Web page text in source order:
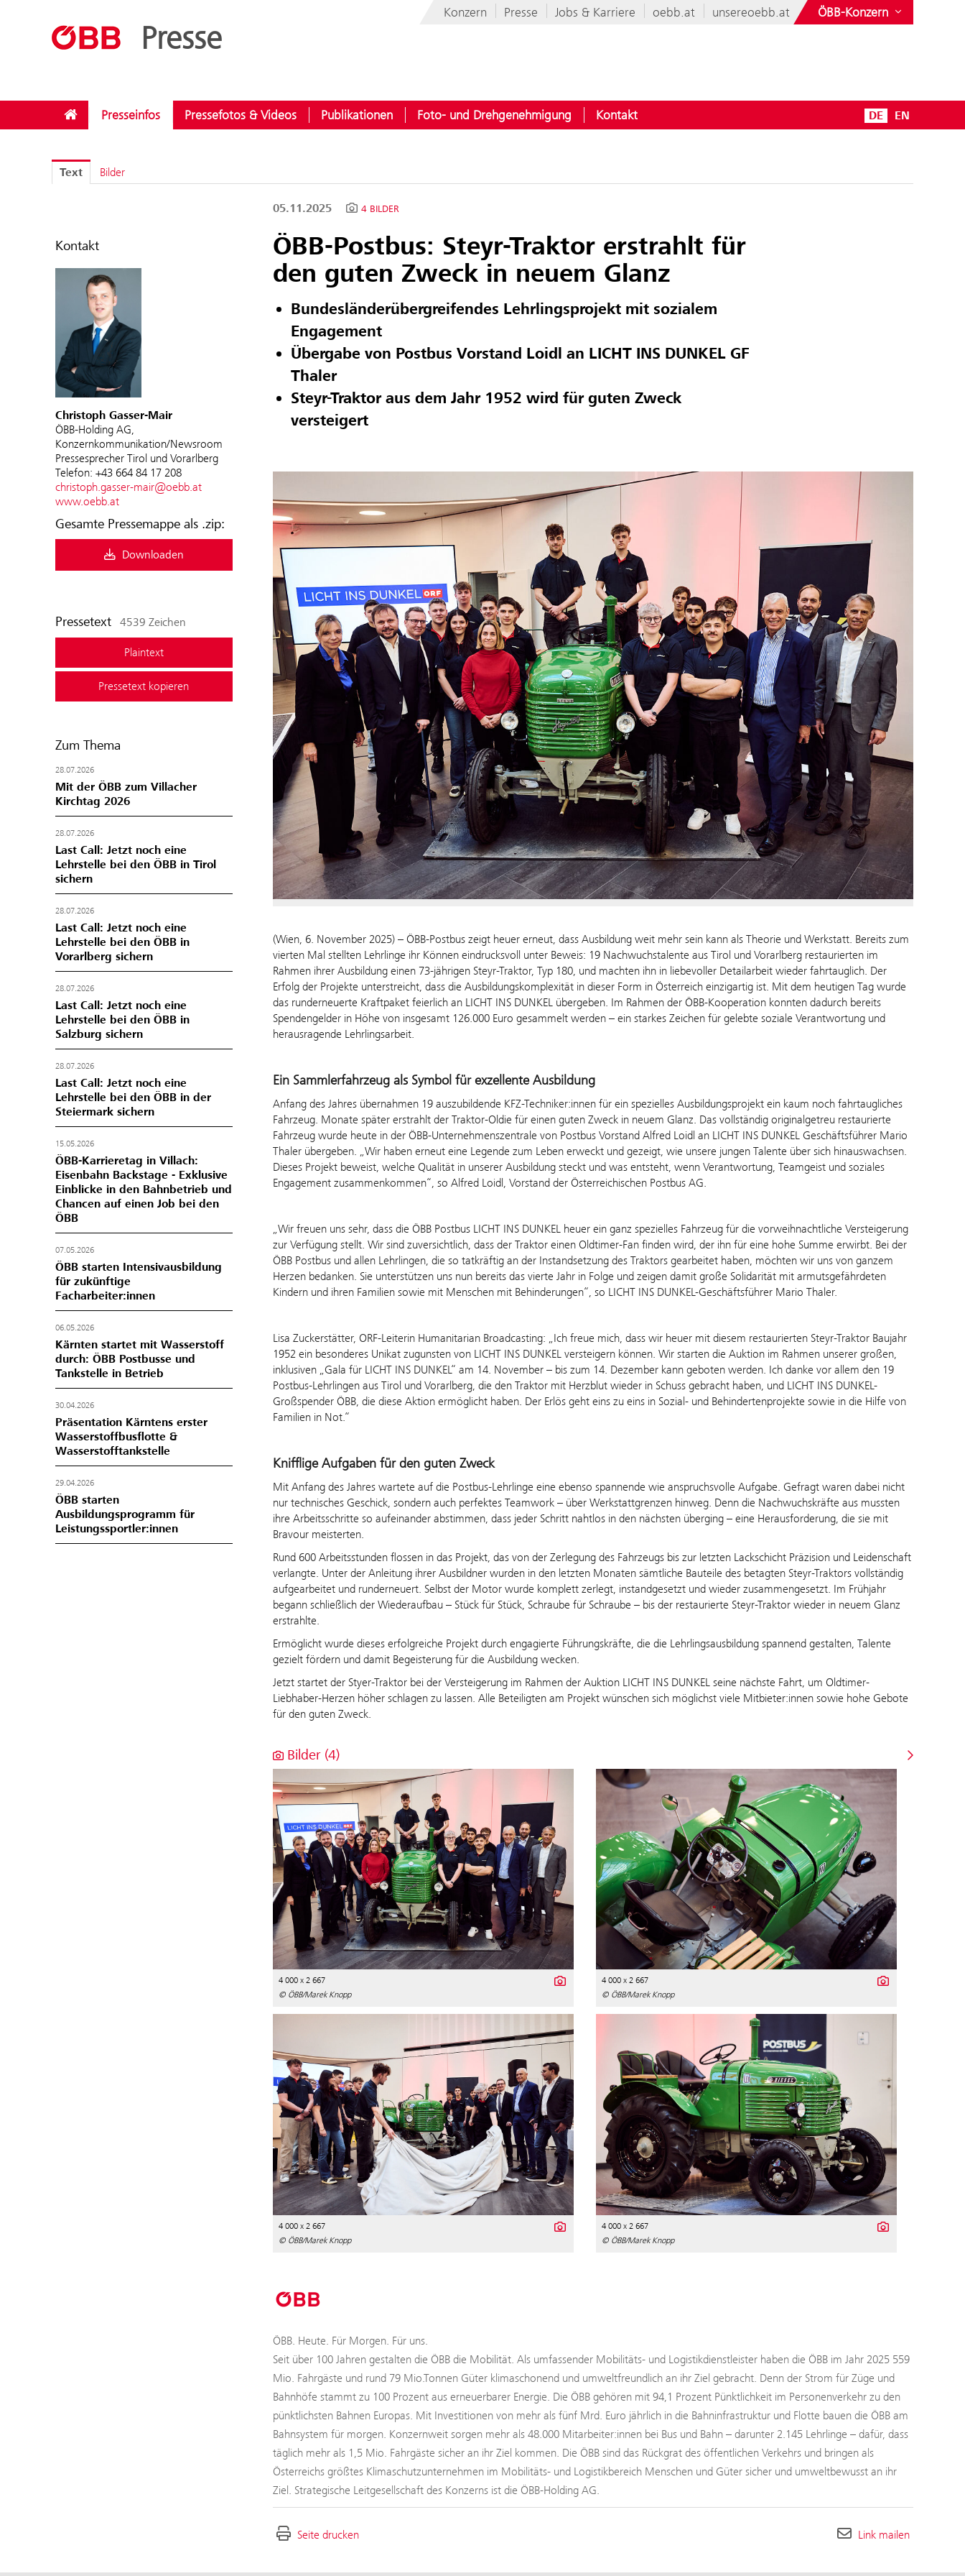
Presse
Konzern Presse Jobs & Karriere oebb.at unsereoebb.at ÖBB-Konzern
Presseinfos Pressefotos & Videos Publikationen Foto- und Drehgenehmigung Kontakt DE EN
Text Bilder
Kontakt
Christoph Gasser-Mair
ÖBB-Holding AG,
Konzernkommunikation/Newsroom
Pressesprecher Tirol und Vorarlberg
Telefon: +43 664 84 17 208
christoph.gasser-mair@oebb.at
www.oebb.at
Gesamte Pressemappe als .zip:
Downloaden
Pressetext 4539 Zeichen
Plaintext
Pressetext kopieren
Zum Thema
28.07.2026
Mit der ÖBB zum Villacher
Kirchtag 2026
28.07.2026
Last Call: Jetzt noch eine
Lehrstelle bei den ÖBB in Tirol
sichern
28.07.2026
Last Call: Jetzt noch eine
Lehrstelle bei den ÖBB in
Vorarlberg sichern
28.07.2026
Last Call: Jetzt noch eine
Lehrstelle bei den ÖBB in
Salzburg sichern
28.07.2026
Last Call: Jetzt noch eine
Lehrstelle bei den ÖBB in der
Steiermark sichern
15.05.2026
ÖBB-Karrieretag in Villach:
Eisenbahn Backstage - Exklusive
Einblicke in den Bahnbetrieb und
Chancen auf einen Job bei den
ÖBB
07.05.2026
ÖBB starten Intensivausbildung
für zukünftige
Facharbeiter:innen
06.05.2026
Kärnten startet mit Wasserstoff
durch: ÖBB Postbusse und
Tankstelle in Betrieb
30.04.2026
Präsentation Kärntens erster
Wasserstoffbusflotte &
Wasserstofftankstelle
29.04.2026
ÖBB starten
Ausbildungsprogramm für
Leistungssportler:innen
05.11.2025 4 BILDER
ÖBB-Postbus: Steyr-Traktor erstrahlt für
den guten Zweck in neuem Glanz
Bundesländerübergreifendes Lehrlingsprojekt mit sozialem
Engagement
Übergabe von Postbus Vorstand Loidl an LICHT INS DUNKEL GF
Thaler
Steyr-Traktor aus dem Jahr 1952 wird für guten Zweck
versteigert
(Wien, 6. November 2025) – ÖBB-Postbus zeigt heuer erneut, dass Ausbildung weit mehr sein kann als Theorie und Werkstatt. Bereits zum
vierten Mal stellten Lehrlinge ihr Können eindrucksvoll unter Beweis: 19 Nachwuchstalente aus Tirol und Vorarlberg restaurierten im
Rahmen ihrer Ausbildung einen 73-jährigen Steyr-Traktor, Typ 180, und machten ihn in liebevoller Detailarbeit wieder fahrtauglich. Der
Erfolg der Projekte unterstreicht, dass die Ausbildungskomplexität in dieser Form in Österreich einzigartig ist. Mit dem heutigen Tag wurde
das runderneuerte Kraftpaket feierlich an LICHT INS DUNKEL übergeben. Im Rahmen der ÖBB-Kooperation konnten dadurch bereits
Spendengelder in Höhe von insgesamt 126.000 Euro gesammelt werden – ein starkes Zeichen für gelebte soziale Verantwortung und
herausragende Lehrlingsarbeit.
Ein Sammlerfahrzeug als Symbol für exzellente Ausbildung
Anfang des Jahres übernahmen 19 auszubildende KFZ-Techniker:innen für ein spezielles Ausbildungsprojekt ein kaum noch fahrtaugliches
Fahrzeug. Monate später erstrahlt der Traktor-Oldie für einen guten Zweck in neuem Glanz. Das vollständig originalgetreu restaurierte
Fahrzeug wurde heute in der ÖBB-Unternehmenszentrale von Postbus Vorstand Alfred Loidl an LICHT INS DUNKEL Geschäftsführer Mario
Thaler übergeben. „Wir haben erneut eine Legende zum Leben erweckt und gezeigt, wie unsere jungen Talente über sich hinauswachsen.
Dieses Projekt beweist, welche Qualität in unserer Ausbildung steckt und was entsteht, wenn Verantwortung, Teamgeist und soziales
Engagement zusammenkommen“, so Alfred Loidl, Vorstand der Österreichischen Postbus AG.
„Wir freuen uns sehr, dass die ÖBB Postbus LICHT INS DUNKEL heuer ein ganz spezielles Fahrzeug für die vorweihnachtliche Versteigerung
zur Verfügung stellt. Wir sind zuversichtlich, dass der Traktor einen Oldtimer-Fan finden wird, der ihn für eine hohe Summe erwirbt. Bei der
ÖBB Postbus und allen Lehrlingen, die so tatkräftig an der Instandsetzung des Traktors gearbeitet haben, möchten wir uns von ganzem
Herzen bedanken. Sie unterstützen uns nun bereits das vierte Jahr in Folge und zeigen damit große Solidarität mit armutsgefährdeten
Kindern und ihren Familien sowie mit Menschen mit Behinderungen“, so LICHT INS DUNKEL-Geschäftsführer Mario Thaler.
Lisa Zuckerstätter, ORF-Leiterin Humanitarian Broadcasting: „Ich freue mich, dass wir heuer mit diesem restaurierten Steyr-Traktor Baujahr
1952 ein besonderes Unikat zugunsten von LICHT INS DUNKEL versteigern können. Wir starten die Auktion im Rahmen unserer großen,
inklusiven „Gala für LICHT INS DUNKEL“ am 14. November – bis zum 14. Dezember kann geboten werden. Ich danke vor allem den 19
Postbus-Lehrlingen aus Tirol und Vorarlberg, die den Traktor mit Herzblut wieder in Schuss gebracht haben, und LICHT INS DUNKEL-
Großspender ÖBB, die diese Aktion ermöglicht haben. Der Erlös geht eins zu eins in Sozial- und Behindertenprojekte sowie in die Hilfe von
Familien in Not.“
Knifflige Aufgaben für den guten Zweck
Mit Anfang des Jahres wartete auf die Postbus-Lehrlinge eine ebenso spannende wie anspruchsvolle Aufgabe. Gefragt waren dabei nicht
nur technisches Geschick, sondern auch perfektes Teamwork – über Werkstattgrenzen hinweg. Denn die Nachwuchskräfte aus mussten
ihre Arbeitsschritte so aufeinander abstimmen, dass jeder Schritt nahtlos in den nächsten überging – eine Herausforderung, die sie mit
Bravour meisterten.
Rund 600 Arbeitsstunden flossen in das Projekt, das von der Zerlegung des Fahrzeugs bis zur letzten Lackschicht Präzision und Leidenschaft
verlangte. Unter der Anleitung ihrer Ausbildner wurden in den letzten Monaten sämtliche Bauteile des betagten Steyr-Traktors vollständig
aufgearbeitet und runderneuert. Selbst der Motor wurde komplett zerlegt, instandgesetzt und wieder zusammengesetzt. Im Frühjahr
begann schließlich der Wiederaufbau – Stück für Stück, Schraube für Schraube – bis der restaurierte Steyr-Traktor wieder in neuem Glanz
erstrahlte.
Ermöglicht wurde dieses erfolgreiche Projekt durch engagierte Führungskräfte, die die Lehrlingsausbildung spannend gestalten, Talente
gezielt fördern und damit Begeisterung für die Ausbildung wecken.
Jetzt startet der Styer-Traktor bei der Versteigerung im Rahmen der Auktion LICHT INS DUNKEL seine nächste Fahrt, um Oldtimer-
Liebhaber-Herzen höher schlagen zu lassen. Alle Beteiligten am Projekt wünschen sich möglichst viele Mitbieter:innen sowie hohe Gebote
für den guten Zweck.
Bilder (4)
4 000 x 2 667
© ÖBB/Marek Knopp
4 000 x 2 667
© ÖBB/Marek Knopp
4 000 x 2 667
© ÖBB/Marek Knopp
4 000 x 2 667
© ÖBB/Marek Knopp
ÖBB. Heute. Für Morgen. Für uns.
Seit über 100 Jahren gestalten die ÖBB die Mobilität. Als umfassender Mobilitäts- und Logistikdienstleister haben die ÖBB im Jahr 2025 559
Mio. Fahrgäste und rund 79 Mio.Tonnen Güter klimaschonend und umweltfreundlich an ihr Ziel gebracht. Denn der Strom für Züge und
Bahnhöfe stammt zu 100 Prozent aus erneuerbarer Energie. Die ÖBB gehören mit 94,1 Prozent Pünktlichkeit im Personenverkehr zu den
pünktlichsten Bahnen Europas. Mit Investitionen von mehr als fünf Mrd. Euro jährlich in die Bahninfrastruktur und Flotte bauen die ÖBB am
Bahnsystem für morgen. Konzernweit sorgen mehr als 48.000 Mitarbeiter:innen bei Bus und Bahn – darunter 2.145 Lehrlinge – dafür, dass
täglich mehr als 1,5 Mio. Fahrgäste sicher an ihr Ziel kommen. Die ÖBB sind das Rückgrat des öffentlichen Verkehrs und bringen als
Österreichs größtes Klimaschutzunternehmen im Mobilitäts- und Logistikbereich Menschen und Güter sicher und umweltbewusst an ihr
Ziel. Strategische Leitgesellschaft des Konzerns ist die ÖBB-Holding AG.
Seite drucken Link mailen